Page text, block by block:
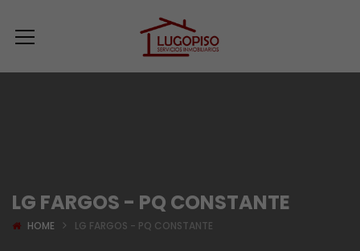
LG FARGOS - PQ CONSTANTE
HOME LG FARGOS - PQ CONSTANTE